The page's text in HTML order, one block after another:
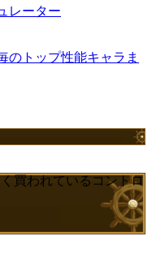
レーター
のトップ性能キャラま
買われているコントロ